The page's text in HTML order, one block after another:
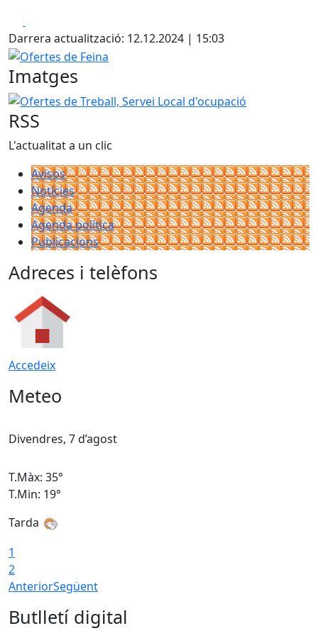
Darrera actualització: 12.12.2024 | 15:03
Ofertes de Feina
Imatges
Ofertes de Treball, Servei Local d'ocupació
RSS
L'actualitat a un clic
Avisos
Notícies
Agenda
Agenda política
Publicacions
Adreces i telèfons
Accedeix
Meteo
Divendres, 7 d’agost
T.Màx: 35°
T.Min: 19°
Tarda
1
2
AnteriorSegüent
Butlletí digital